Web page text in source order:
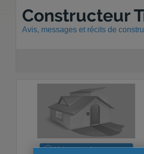
Constructeur
Avis, messages et récits de
Voirtoutes les agences